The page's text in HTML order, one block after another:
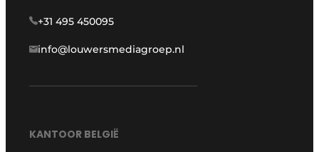
+31 495 450095
info@louwersmediagroep.nl
KANTOOR BELGIË